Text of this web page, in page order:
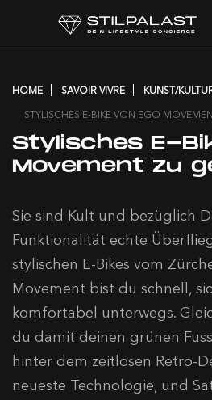
HOME SAVOIR VIVRE
KUNST/
STYLISCHES E-BIKE VON EGO
Stylisches E-
Movement zu
Sie sind Kult und bezüglich
Funktionalität echte
stylischen E-Bikes vom
Movement bist du schnell,
komfortabel unterwegs.
du damit deinen grünen
hinter dem zeitlosen Retro-
neueste Technologie, und